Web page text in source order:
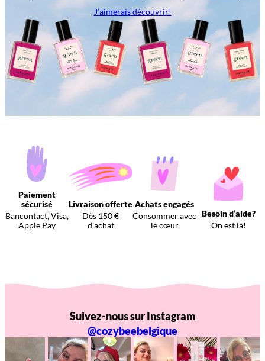
J’aimerais découvrir!
Paiement
sécurisé
Bancontact, Visa,
Apple Pay
Livraison offerte
Dès 150 €
d’achat
Achats engagés
Consommer avec
le cœur
Besoin d’aide?
On est là!
Suivez-nous sur Instagram
@cozybeebelgique